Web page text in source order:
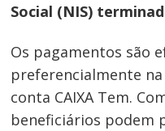
Social (NIS)
Os pagamentos são
preferencialmente na
conta CAIXA Tem.
beneficiários podem